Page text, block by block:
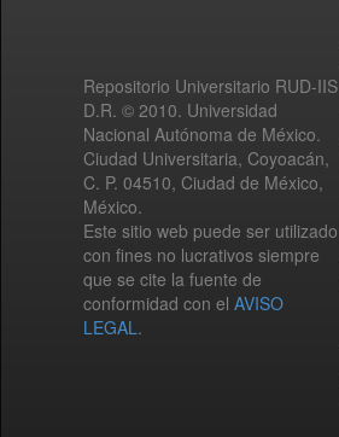
Repositorio Universitario RUD-IIS
D.R. © 2010. Universidad
Nacional Autónoma de México.
Ciudad Universitaria, Coyoacán,
C. P. 04510, Ciudad de México,
México.
Este sitio web puede ser utilizado
con fines no lucrativos siempre
que se cite la fuente de
conformidad con el AVISO
LEGAL.